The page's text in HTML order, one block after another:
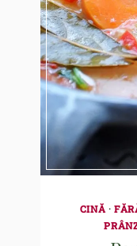
CINĂ ·